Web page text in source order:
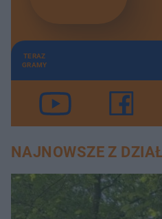
TERAZ
GRAMY
NAJNOWSZE Z